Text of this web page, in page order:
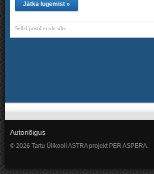
Jätka lugemist »
Sellel postil ei ole silte
Autoriõigus
© 2026 Tartu Ülikooli ASTRA projekt PER ASPERA.